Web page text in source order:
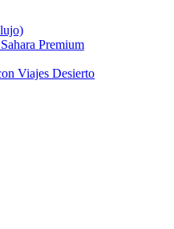
Premium
Viajes Desierto